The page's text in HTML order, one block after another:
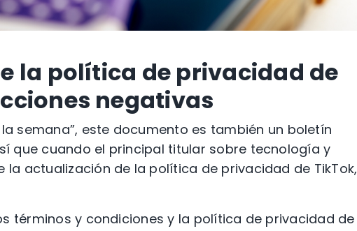
la política de privacidad de
negativas
semana”, este documento es también un boletín
que cuando el principal titular sobre tecnología y
actualización de la política de privacidad de TikTok,
términos y condiciones y la política de privacidad de